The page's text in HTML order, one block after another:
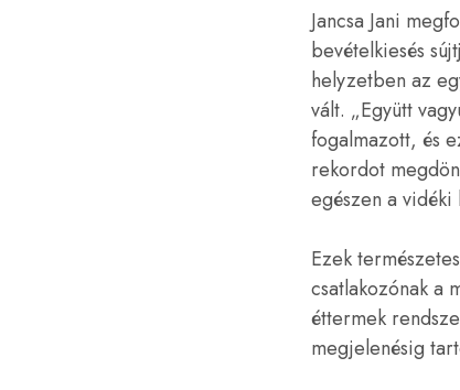
Jancsa Jani
bevételkiesés
helyzetben az
vált. „Együtt
fogalmazott, és
rekordot
egészen a vidéki
Ezek
csatlakozónak a
éttermek
megjelenésig